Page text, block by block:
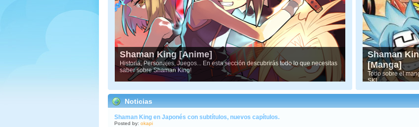
Shaman King [Anime]
Historia, Personajes, Juegos... En esta sección descubrirás todo lo que necesitas
saber sobre Shaman King!
Shaman
[Manga]
Todo sobre el
SK!
Noticias
Shaman King en Japonés con subtítulos, nuevos capítulos.
Posted by: okapi